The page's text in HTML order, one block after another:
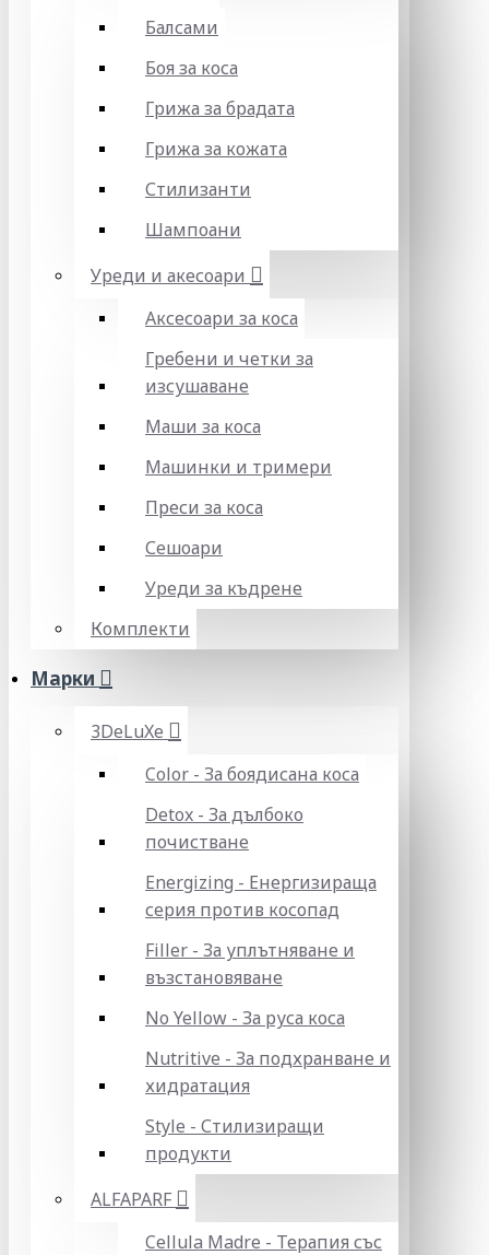
Балсами
Боя за коса
Грижа за брадата
Грижа за кожата
Стилизанти
Шампоани
Уреди и акесоари
Аксесоари за коса
Гребени и четки за
изсушаване
Маши за коса
Машинки и тримери
Преси за коса
Сешоари
Уреди за къдрене
Комплекти
Марки
3DeLuXe
Color - За боядисана коса
Detox - За дълбоко
почистване
Energizing - Енергизираща
серия против косопад
Filler - За уплътняване и
възстановяване
No Yellow - За руса коса
Nutritive - За подхранване и
хидратация
Style - Стилизиращи
продукти
ALFAPARF
Cellula Madre - Терапия със